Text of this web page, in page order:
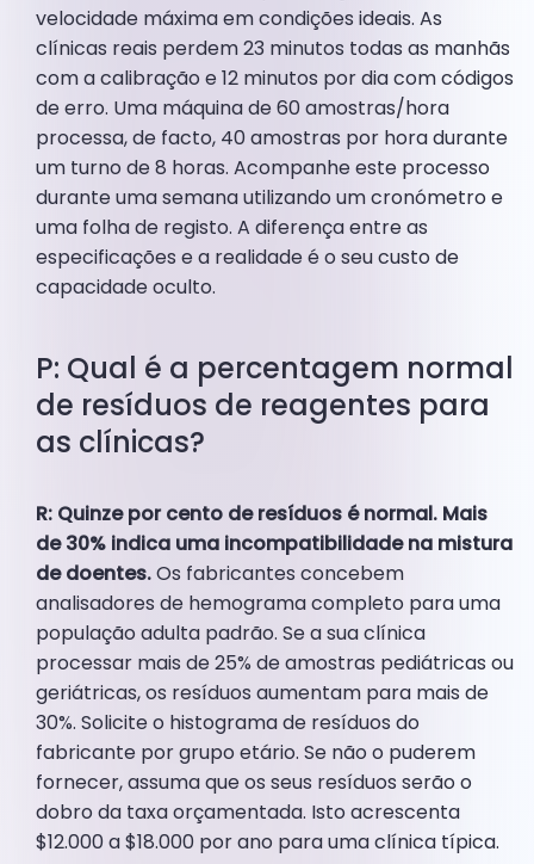
velocidade máxima em condições ideais. As
clínicas reais perdem 23 minutos todas as manhãs
com a calibração e 12 minutos por dia com códigos
de erro. Uma máquina de 60 amostras/hora
processa, de facto, 40 amostras por hora durante
um turno de 8 horas. Acompanhe este processo
durante uma semana utilizando um cronómetro e
uma folha de registo. A diferença entre as
especificações e a realidade é o seu custo de
capacidade oculto.
P: Qual é a percentagem normal
de resíduos de reagentes para
as clínicas?
R: Quinze por cento de resíduos é normal. Mais
de 30% indica uma incompatibilidade na mistura
de doentes.Os fabricantes concebem
analisadores de hemograma completo para uma
população adulta padrão. Se a sua clínica
processar mais de 25% de amostras pediátricas ou
geriátricas, os resíduos aumentam para mais de
30%. Solicite o histograma de resíduos do
fabricante por grupo etário. Se não o puderem
fornecer, assuma que os seus resíduos serão o
dobro da taxa orçamentada. Isto acrescenta
$12.000 a $18.000 por ano para uma clínica típica.